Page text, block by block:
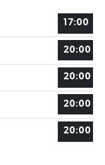
17:00
20:00
20:00
20:00
20:00